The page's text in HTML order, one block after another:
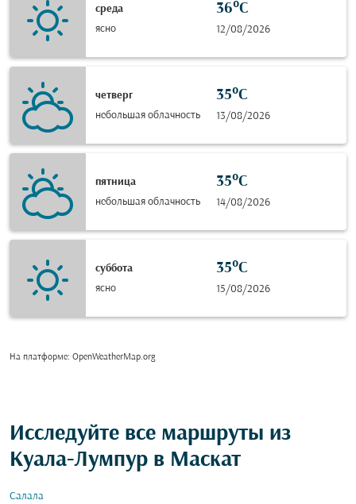
среда
ясно
36°C
12/08/2026
четверг
небольшая облачность
35°C
13/08/2026
пятница
небольшая облачность
35°C
14/08/2026
суббота
ясно
35°C
15/08/2026
На платформе: OpenWeatherMap.org
Исследуйте все маршруты из
Куала-Лумпур в Маскат
Салала